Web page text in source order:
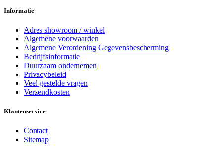
Informatie
Adres showroom / winkel
Algemene voorwaarden
Algemene Verordening Gegevensbescherming
Bedrijfsinformatie
Duurzaam ondernemen
Privacybeleid
Veel gestelde vragen
Verzendkosten
Klantenservice
Contact
Sitemap